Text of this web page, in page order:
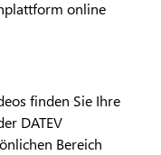
online
finden Sie Ihre
DATEV
Bereich